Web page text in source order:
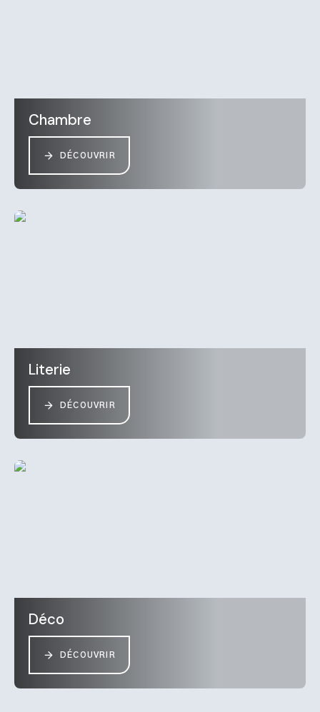
Chambre
DÉCOUVRIR
Literie
DÉCOUVRIR
Déco
DÉCOUVRIR